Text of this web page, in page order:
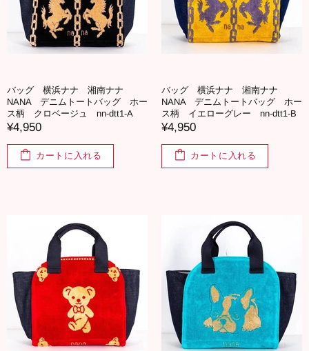
バッグ 横浜ナナ 湘南ナナ
NANA デニムトートバッグ ホー
ス柄 クロベージュ nn-dtt1-A
¥4,950
カートに入れる
バッグ 横浜ナナ 湘南ナナ
NANA デニムトートバッグ ホー
ス柄 イエローグレー nn-dtt1-B
¥4,950
カートに入れる